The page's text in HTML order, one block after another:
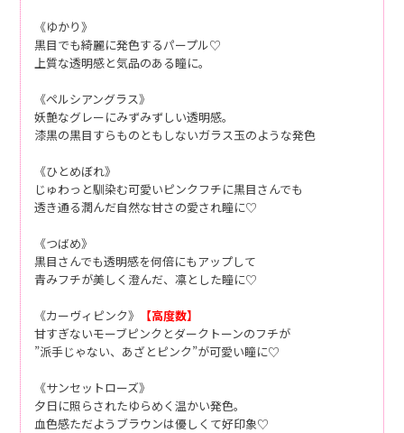
《ゆかり》
黒目でも綺麗に発色するパープル♡
上質な透明感と気品のある瞳に。
《ペルシアングラス》
妖艶なグレーにみずみずしい透明感。
漆黒の黒目すらものともしないガラス玉のような発色
《ひとめぼれ》
じゅわっと馴染む可愛いピンクフチに黒目さんでも
透き通る潤んだ自然な甘さの愛され瞳に♡
《つばめ》
黒目さんでも透明感を何倍にもアップして
青みフチが美しく澄んだ、凛とした瞳に♡
《カーヴィピンク》
【高度数】
甘すぎないモーブピンクとダークトーンのフチが
”派手じゃない、あざとピンク”が可愛い瞳に♡
《サンセットローズ》
夕日に照らされたゆらめく温かい発色。
血色感ただようブラウンは優しくて好印象♡